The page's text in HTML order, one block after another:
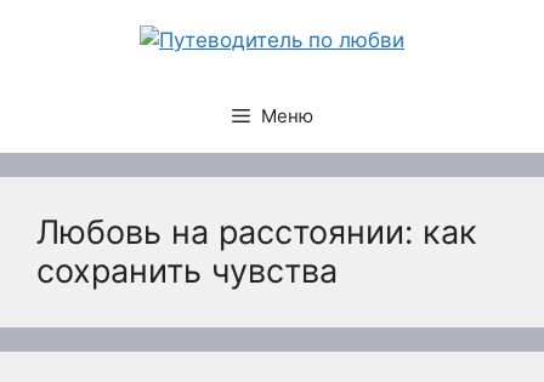
Меню
Любовь на расстоянии: как
сохранить чувства